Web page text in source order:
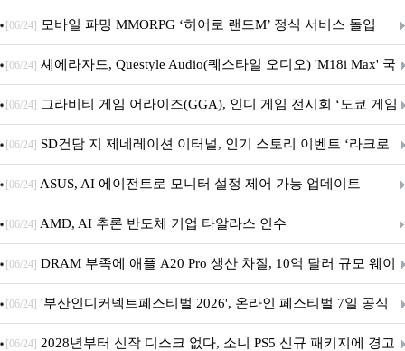
M.2 NVMe 디앤디컴 1TB
[06/24] 모바일 파밍 MMORPG ‘히어로 랜드M’ 정식 서비스 돌입
[06/24] 셰에라자드, Questyle Audio(퀘스타일 오디오) 'M18i Max' 국
내 정식 출시
[06/24] 그라비티 게임 어라이즈(GGA), 인디 게임 전시회 ‘도쿄 게임
던전 13’ 참가!
[06/24] SD건담 지 제네레이션 이터널, 인기 스토리 이벤트 ‘라크로
아의 용사’ 재개최 및 풍성한 기념 이벤트 실시!
[06/24] ASUS, AI 에이전트로 모니터 설정 제어 가능 업데이트
[06/24] AMD, AI 추론 반도체 기업 타알라스 인수
[06/24] DRAM 부족에 애플 A20 Pro 생산 차질, 10억 달러 규모 웨이
퍼 대기
[06/24] '부산인디커넥트페스티벌 2026', 온라인 페스티벌 7일 공식
개막... 22일간 진행
[06/24] 2028년부터 신작 디스크 없다, 소니 PS5 신규 패키지에 경고